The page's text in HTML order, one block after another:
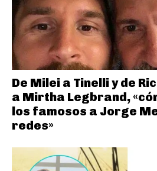
De Milei a Tinelli y de
a Mirtha Legbrand,
los famosos a Jorge
redes»